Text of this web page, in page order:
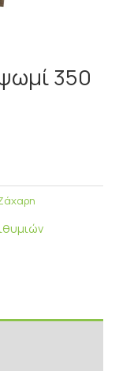
350